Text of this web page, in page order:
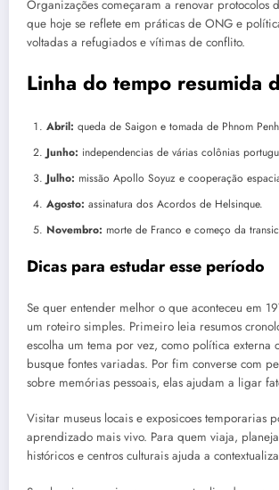
Organizações começaram a renovar protocolos
que hoje se reflete em práticas de ONG e
voltadas a refugiados e vítimas de conflito.
Linha do tempo resumida
Abril: queda de Saigon e tomada de Phnom
Junho: independencias de várias colônias
Julho: missão Apollo Soyuz e cooperação
Agosto: assinatura dos Acordos de Helsinque.
Novembro: morte de Franco e começo da
Dicas para estudar esse período
Se quer entender melhor o que aconteceu em
um roteiro simples. Primeiro leia resumos
escolha um tema por vez, como política externa
busque fontes variadas. Por fim converse com
sobre memórias pessoais, elas ajudam a ligar
Visitar museus locais e exposicoes temporarias
aprendizado mais vivo. Para quem viaja,
históricos e centros culturais ajuda a